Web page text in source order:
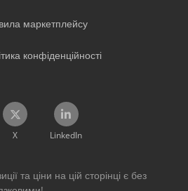
маркетплейсу
конфіденційності
X LinkedIn
та ціни на цій сторінці є без